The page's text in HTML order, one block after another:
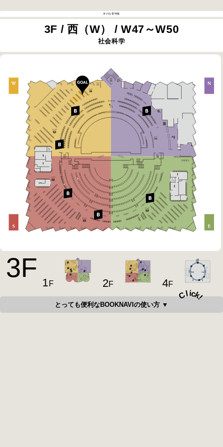
本の位置情報
3F / 西（W） / W47～W50
社会科学
3F
1F 2F 4F
Cl ick
!
とっても便利なBOOKNAVIの使い方 ▼